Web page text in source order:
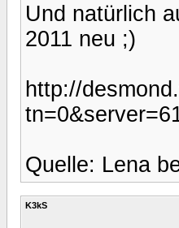
Und natürlich
2011 neu ;)
http://
Quelle: Lena
K3kS